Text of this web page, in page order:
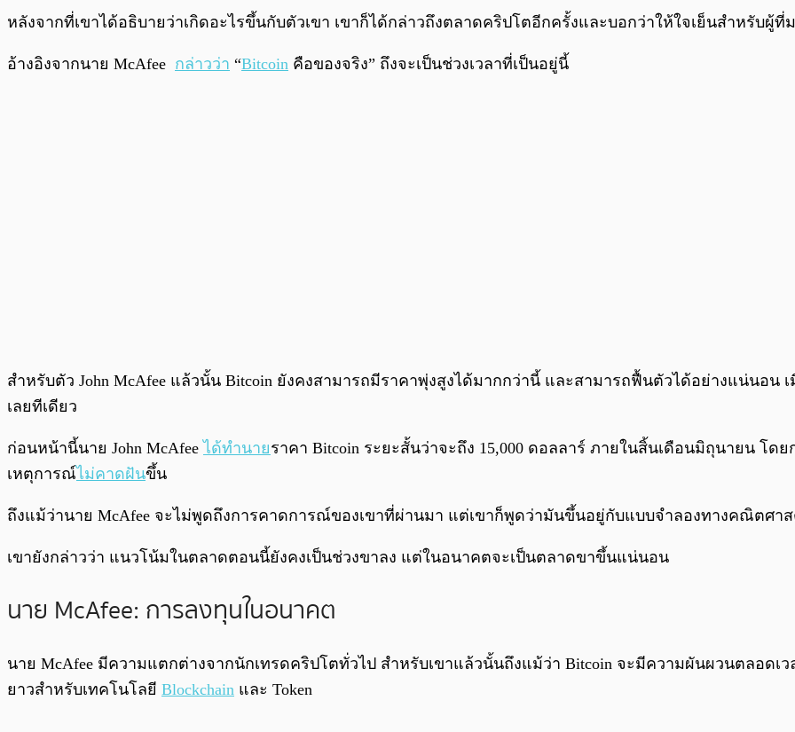
หลังจากที่เขาได้อธิบายว่าเกิดอะไรขึ้นกับตัวเขา เขาก็ได้กล่าวถึงตลาดคริปโตอีกครั้งและบอกว่าให้ใจเย็นสำหรับผู้ที่
อ้างอิงจากนาย McAfee กล่าวว่า “Bitcoin คือของจริง” ถึงจะเป็นช่วงเวลาที่เป็นอยู่นี้
สำหรับตัว John McAfee แล้วนั้น Bitcoin ยังคงสามารถมีราคาพุ่งสูงได้มากกว่านี้ และสามารถฟื้นตัวได้อย่างแน่นอน
เลยทีเดียว
ก่อนหน้านี้นาย John McAfee ได้ทำนายราคา Bitcoin ระยะสั้นว่าจะถึง 15,000 ดอลลาร์ ภายในสิ้นเดือนมิถุนายน โ
เหตุการณ์ไม่คาดฝันขึ้น
ถึงแม้ว่านาย McAfee จะไม่พูดถึงการคาดการณ์ของเขาที่ผ่านมา แต่เขาก็พูดว่ามันขึ้นอยู่กับแบบจำลองทางคณิตศา
เขายังกล่าวว่า แนวโน้มในตลาดตอนนี้ยังคงเป็นช่วงขาลง แต่ในอนาคตจะเป็นตลาดขาขึ้นแน่นอน
นาย McAfee: การลงทุนในอนาคต
นาย McAfee มีความแตกต่างจากนักเทรดคริปโตทั่วไป สำหรับเขาแล้วนั้นถึงแม้ว่า Bitcoin จะมีความผันผวนตลอดเ
ยาวสำหรับเทคโนโลยี Blockchain และ Token